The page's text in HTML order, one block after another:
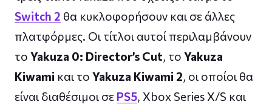
Switch 2 θα κυκλοφορήσουν και σε άλλες
πλατφόρμες. Οι τίτλοι αυτοί περιλαμβάνουν
το Yakuza 0: Director’s Cut, το Yakuza
Kiwami και το Yakuza Kiwami 2, οι οποίοι θα
είναι διαθέσιμοι σε PS5, Xbox Series X/S και